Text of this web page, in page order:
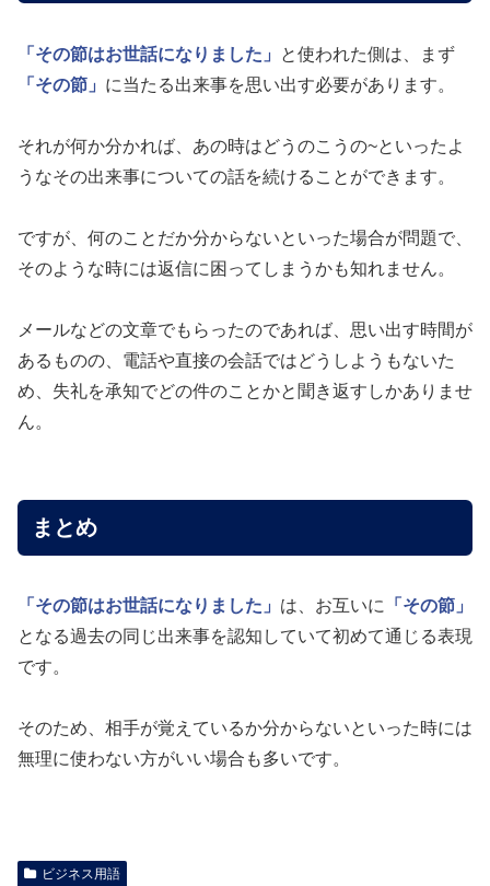
「その節はお世話になりました」
と使われた側は、まず
「その節」 に当たる出来事を思い出す必要があります。
それが何か分かれば、あの時はどうのこうの~といったよ
うなその出来事についての話を続けることができます。
ですが、何のことだか分からないといった場合が問題で、
そのような時には返信に困ってしまうかも知れません。
メールなどの文章でもらったのであれば、思い出す時間が
あるものの、電話や直接の会話ではどうしようもないた
め、失礼を承知でどの件のことかと聞き返すしかありませ
ん。
まとめ
「その節はお世話になりました」 は、お互いに
「その節」
となる過去の同じ出来事を認知していて初めて通じる表現
です。
そのため、相手が覚えているか分からないといった時には
無理に使わない方がいい場合も多いです。
ビジネス用語